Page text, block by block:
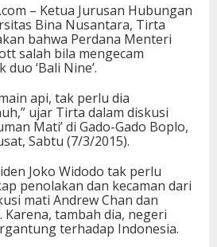
– Ketua Jurusan Hubungan
Bina Nusantara, Tirta
bahwa Perdana Menteri
salah bila mengecam
‘Bali Nine’.
api, tak perlu dia
ujar Tirta dalam diskusi
Mati’ di Gado-Gado Boplo,
Sabtu (7/3/2015).
Joko Widodo tak perlu
penolakan dan kecaman dari
mati Andrew Chan dan
tambah dia, negeri
terhadap Indonesia.